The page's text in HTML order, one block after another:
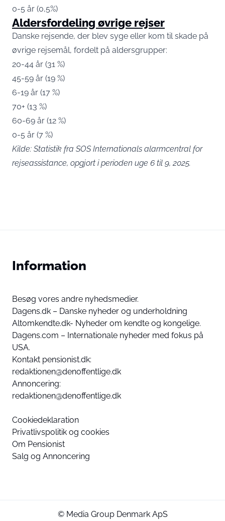
0-5 år (0,5%)
Aldersfordeling øvrige rejser
Danske rejsende, der blev syge eller kom til skade på
øvrige rejsemål, fordelt på aldersgrupper:
20-44 år (31 %)
45-59 år (19 %)
6-19 år (17 %)
70+ (13 %)
60-69 år (12 %)
0-5 år (7 %)
Kilde: Statistik fra SOS Internationals alarmcentral for
rejseassistance, opgjort i perioden uge 6 til 9, 2025.
Information
Besøg vores andre nyhedsmedier.
Dagens.dk – Danske nyheder og underholdning
Altomkendte.dk- Nyheder om kendte og kongelige.
Dagens.com – Internationale nyheder med fokus på
USA.
Kontakt pensionist.dk:
redaktionen@denoffentlige.dk
Annoncering:
redaktionen@denoffentlige.dk
Cookiedeklaration
Privatlivspolitik og cookies
Om Pensionist
Salg og Annoncering
© Media Group Denmark ApS